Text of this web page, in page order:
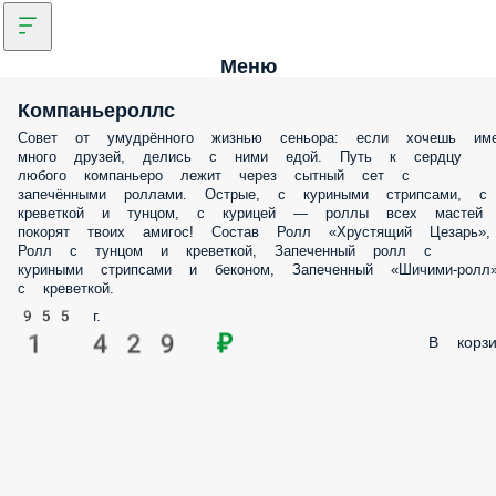
Меню
Компаньероллс
Совет от умудрённого жизнью сеньора: если хочешь
много друзей, делись с ними едой. Путь к сердцу
любого компаньеро лежит через сытный сет с
запечёнными роллами. Острые, с куриными стрипсами, с
креветкой и тунцом, с курицей — роллы всех мастей
покорят твоих амигос! Состав Ролл «Хрустящий Цезарь»,
Ролл с тунцом и креветкой, Запеченный ролл с
куриными стрипсами и беконом, Запеченный «Шичими-
с креветкой.
955 г.
1 429 ₽ В